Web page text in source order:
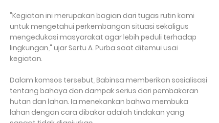
"Kegiatan ini merupakan bagian dari tugas rutin kami
untuk mengetahui perkembangan situasi sekaligus
mengedukasi masyarakat agar lebih peduli terhadap
lingkungan," ujar Sertu A. Purba saat ditemui usai
kegiatan.
Dalam komsos tersebut, Babinsa memberikan sosialisasi
tentang bahaya dan dampak serius dari pembakaran
hutan dan lahan. Ia menekankan bahwa membuka
lahan dengan cara dibakar adalah tindakan yang